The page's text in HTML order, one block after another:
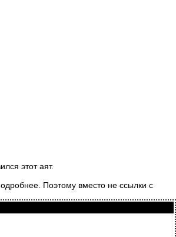
этот аят.
Поэтому вместо не ссылки с